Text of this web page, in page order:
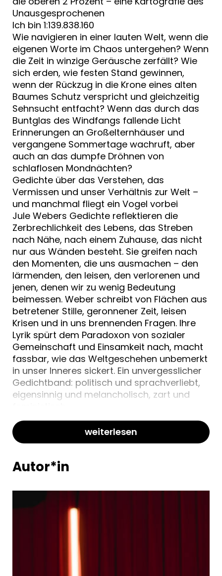
Unausgesprochenen
Ich bin 1:139.838.160
Wie navigieren in einer lauten Welt, wenn die
eigenen Worte im Chaos untergehen? Wenn
die Zeit in winzige Geräusche zerfällt? Wie
sich erden, wie festen Stand gewinnen,
wenn der Rückzug in die Krone eines alten
Baumes Schutz verspricht und gleichzeitig
Sehnsucht entfacht? Wenn das durch das
Buntglas des Windfangs fallende Licht
Erinnerungen an Großelternhäuser und
vergangene Sommertage wachruft, aber
auch an das dumpfe Dröhnen von
schlaflosen Mondnächten?
Gedichte über das Verstehen, das
Vermissen und unser Verhältnis zur Welt –
und manchmal fliegt ein Vogel vorbei
Jule Webers Gedichte reflektieren die
Zerbrechlichkeit des Lebens, das Streben
nach Nähe, nach einem Zuhause, das nicht
nur aus Wänden besteht. Sie greifen nach
den Momenten, die uns ausmachen – den
lärmenden, den leisen, den verlorenen und
jenen, denen wir zu wenig Bedeutung
beimessen. Weber schreibt von Flächen aus
betretener Stille, geronnener Zeit, leisen
Krisen und in uns brennenden Fragen. Ihre
Lyrik spürt dem Paradoxon von sozialer
Gemeinschaft und Einsamkeit nach, macht
fassbar, wie das Weltgeschehen unbemerkt
in unser Inneres sickert. Ein unvergesslicher
Gedichtband: politisch und sprachverliebt,
eigensinnig und melancholisch, zart und
weiterlesen
Autor*in